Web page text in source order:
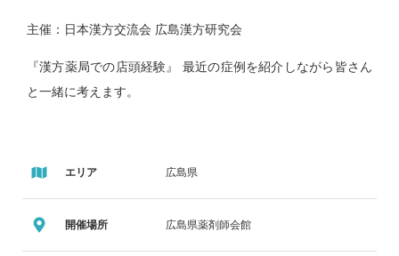
主催：日本漢方交流会 広島漢方研究会
『漢方薬局での店頭経験』 最近の症例を紹介しながら皆さん
と一緒に考えます。
エリア 広島県
開催場所 広島県薬剤師会館